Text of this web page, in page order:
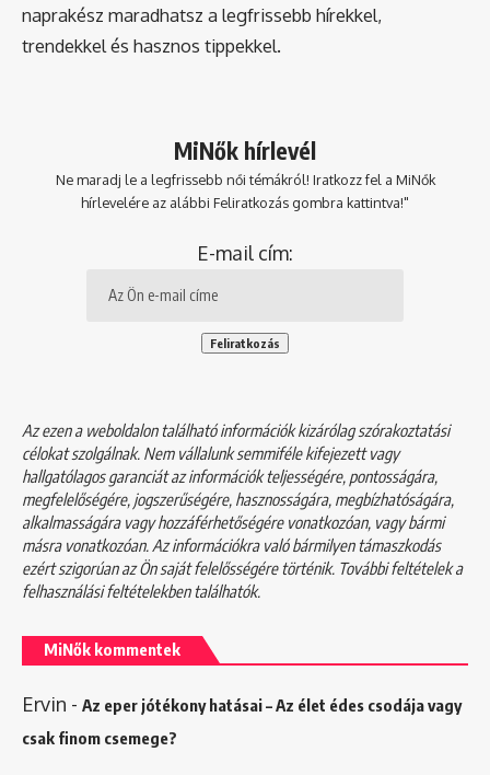
naprakész maradhatsz a legfrissebb hírekkel,
trendekkel és hasznos tippekkel.
MiNők hírlevél
Ne maradj le a legfrissebb női témákról! Iratkozz fel a MiNők
hírlevelére az alábbi Feliratkozás gombra kattintva!"
E-mail cím:
Az ezen a weboldalon található információk kizárólag szórakoztatási
célokat szolgálnak. Nem vállalunk semmiféle kifejezett vagy
hallgatólagos garanciát az információk teljességére, pontosságára,
megfelelőségére, jogszerűségére, hasznosságára, megbízhatóságára,
alkalmasságára vagy hozzáférhetőségére vonatkozóan, vagy bármi
másra vonatkozóan. Az információkra való bármilyen támaszkodás
ezért szigorúan az Ön saját felelősségére történik. További feltételek a
felhasználási feltételekbentalálhatók.
MiNők kommentek
Ervin - Az eper jótékony hatásai – Az élet édes csodája vagy
csak finom csemege?